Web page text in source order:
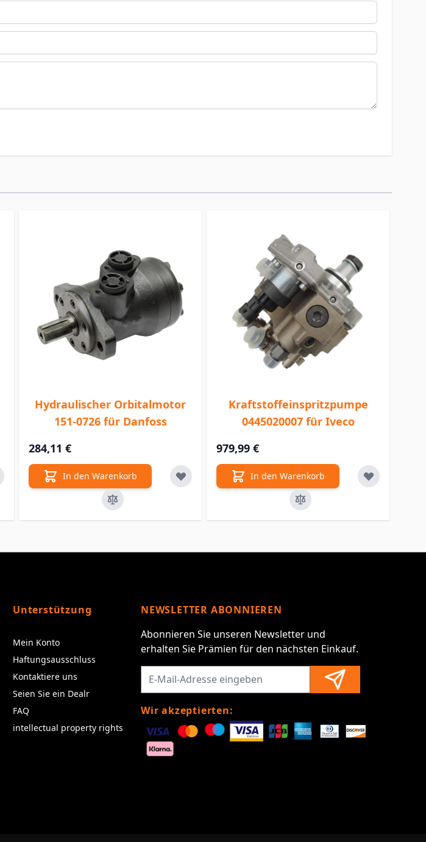
Hydraulischer Orbitalmotor
151-0726 für Danfoss
284,11 €
In den Warenkorb
Kraftstoffeinspritzpumpe
0445020007 für Iveco
979,99 €
In den Warenkorb
Unterstützung
Mein Konto
Haftungsausschluss
Kontaktiere uns
Seien Sie ein Dealr
FAQ
intellectual property rights
NEWSLETTER ABONNIEREN
Abonnieren Sie unseren Newsletter und
erhalten Sie Prämien für den nächsten Einkauf.
Wir akzeptierten: